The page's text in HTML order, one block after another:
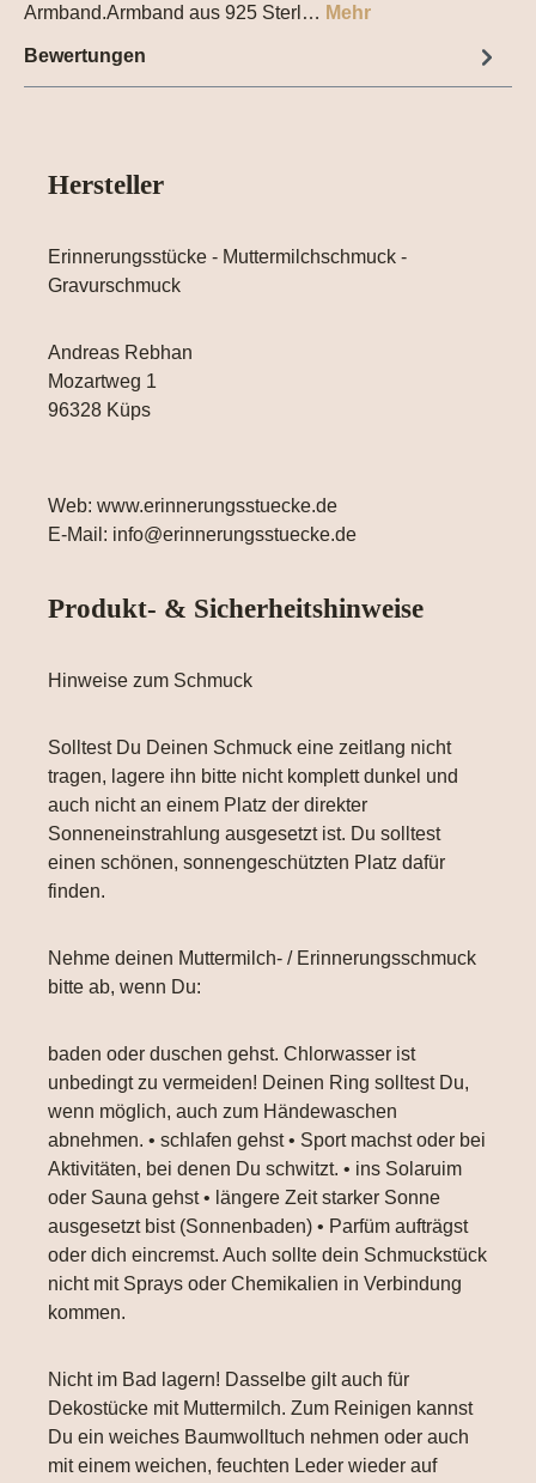
Armband.Armband aus 925 Sterl… Mehr
Bewertungen
Hersteller
Erinnerungsstücke - Muttermilchschmuck -
Gravurschmuck
Andreas Rebhan
Mozartweg 1
96328 Küps
Web: www.erinnerungsstuecke.de
E-Mail: info@erinnerungsstuecke.de
Produkt- & Sicherheitshinweise
Hinweise zum Schmuck
Solltest Du Deinen Schmuck eine zeitlang nicht
tragen, lagere ihn bitte nicht komplett dunkel und
auch nicht an einem Platz der direkter
Sonneneinstrahlung ausgesetzt ist. Du solltest
einen schönen, sonnengeschützten Platz dafür
finden.
Nehme deinen Muttermilch- / Erinnerungsschmuck
bitte ab, wenn Du:
baden oder duschen gehst. Chlorwasser ist
unbedingt zu vermeiden! Deinen Ring solltest Du,
wenn möglich, auch zum Händewaschen
abnehmen. • schlafen gehst • Sport machst oder bei
Aktivitäten, bei denen Du schwitzt. • ins Solaruim
oder Sauna gehst • längere Zeit starker Sonne
ausgesetzt bist (Sonnenbaden) • Parfüm aufträgst
oder dich eincremst. Auch sollte dein Schmuckstück
nicht mit Sprays oder Chemikalien in Verbindung
kommen.
Nicht im Bad lagern! Dasselbe gilt auch für
Dekostücke mit Muttermilch. Zum Reinigen kannst
Du ein weiches Baumwolltuch nehmen oder auch
mit einem weichen, feuchten Leder wieder auf